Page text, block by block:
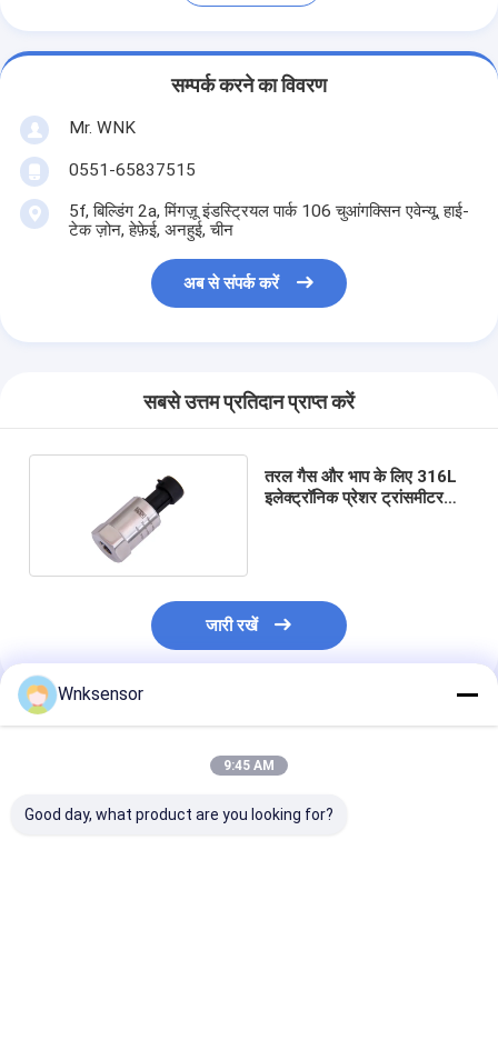
सम्पर्क करने का विवरण
Mr. WNK
0551-65837515
5f, बिल्डिंग 2a, मिंगज़ू इंडस्ट्रियल पार्क 106 चुआंगक्सिन एवेन्यू, हाई-
टेक ज़ोन, हेफ़ेई, अनहुई, चीन
अब से संपर्क करें
सबसे उत्तम प्रतिदान प्राप्त करें
तरल गैस और भाप के लिए 316L
इलेक्ट्रॉनिक प्रेशर ट्रांसमीटर
जारी रखें
अनुशंसित उत्पाद
Wnksensor
9:45 AM
Good day, what product are you looking for?